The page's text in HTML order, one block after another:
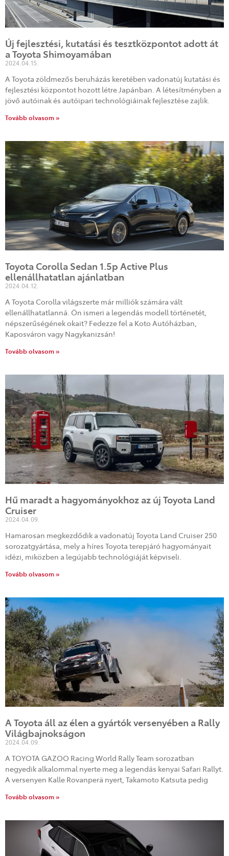
Új fejlesztési, kutatási és tesztközpontot adott át
a Toyota Shimoyamában
2024.04.15.
A Toyota zöldmezős beruházás keretében vadonatúj kutatási és
fejlesztési központot hozott létre Japánban. A létesítményben a
jövő autóinak és autóipari technológiáinak fejlesztése zajlik.
Tovább olvasom »
Toyota Corolla Sedan 1.5p Active Plus
ellenállhatatlan ajánlatban
2024.04.12.
A Toyota Corolla világszerte már milliók számára vált
ellenállhatatlanná. Ön ismeri a legendás modell történetét,
népszerűségének okait? Fedezze fel a Koto Autóházban,
Kaposváron vagy Nagykanizsán!
Tovább olvasom »
Hű maradt a hagyományokhoz az új Toyota Land
Cruiser
2024.04.09.
Hamarosan megkezdődik a vadonatúj Toyota Land Cruiser 250
sorozatgyártása, mely a híres Toyota terepjáró hagyományait
idézi, miközben a legújabb technológiáját képviseli.
Tovább olvasom »
A Toyota áll az élen a gyártók versenyében a Rally
Világbajnokságon
2024.04.09.
A TOYOTA GAZOO Racing World Rally Team sorozatban
negyedik alkalommal nyerte meg a legendás kenyai Safari Rallyt.
A versenyen Kalle Rovanperä nyert, Takamoto Katsuta pedig
Tovább olvasom »